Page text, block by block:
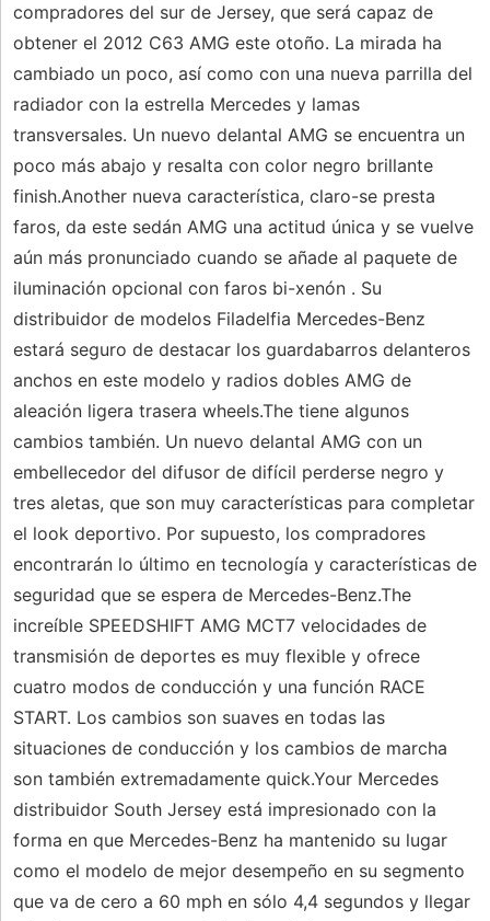
compradores del sur de Jersey, que será capaz de
obtener el 2012 C63 AMG este otoño. La mirada ha
cambiado un poco, así como con una nueva parrilla del
radiador con la estrella Mercedes y lamas
transversales. Un nuevo delantal AMG se encuentra un
poco más abajo y resalta con color negro brillante
finish.Another nueva característica, claro-se presta
faros, da este sedán AMG una actitud única y se vuelve
aún más pronunciado cuando se añade al paquete de
iluminación opcional con faros bi-xenón . Su
distribuidor de modelos Filadelfia Mercedes-Benz
estará seguro de destacar los guardabarros delanteros
anchos en este modelo y radios dobles AMG de
aleación ligera trasera wheels.The tiene algunos
cambios también. Un nuevo delantal AMG con un
embellecedor del difusor de difícil perderse negro y
tres aletas, que son muy características para completar
el look deportivo. Por supuesto, los compradores
encontrarán lo último en tecnología y características de
seguridad que se espera de Mercedes-Benz.The
increíble SPEEDSHIFT AMG MCT7 velocidades de
transmisión de deportes es muy flexible y ofrece
cuatro modos de conducción y una función RACE
START. Los cambios son suaves en todas las
situaciones de conducción y los cambios de marcha
son también extremadamente quick.Your Mercedes
distribuidor South Jersey está impresionado con la
forma en que Mercedes-Benz ha mantenido su lugar
como el modelo de mejor desempeño en su segmento
que va de cero a 60 mph en sólo 4,4 segundos y llegar